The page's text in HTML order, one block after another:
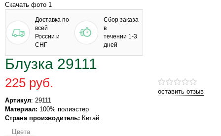
Скачать фото 1
Доставка по
всей
России и
СНГ
Сбор заказа
в
течении 1-3
дней
Блузка 29111
оставить отзыв
225 руб.
Артикул: 29111
Материал: 100% полиэстер
Страна производитель: Китай
Цвета